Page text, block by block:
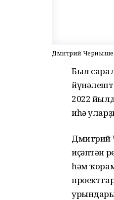
Дмитрий
Был
2022
иһә
Дмитрий
иҫәптән
һәм